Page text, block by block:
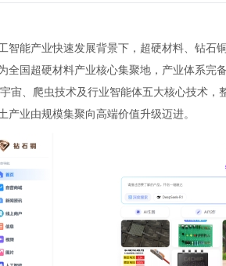
智能产业快速发展背景下，超硬材料、钻石
全国超硬材料产业核心集聚地，产业体系完
宙、爬虫技术及行业智能体五大核心技术
产业由规模集聚向高端价值升级迈进。